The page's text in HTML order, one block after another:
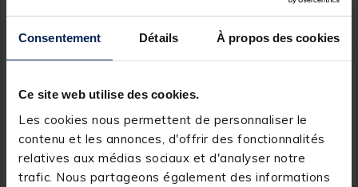
Consentement Détails À propos des cookies
Ce site web utilise des cookies.
Les cookies nous permettent de personnaliser le
contenu et les annonces, d'offrir des fonctionnalités
relatives aux médias sociaux et d'analyser notre
trafic. Nous partageons également des informations
Pack (x2)
18,99 € 139,00 €